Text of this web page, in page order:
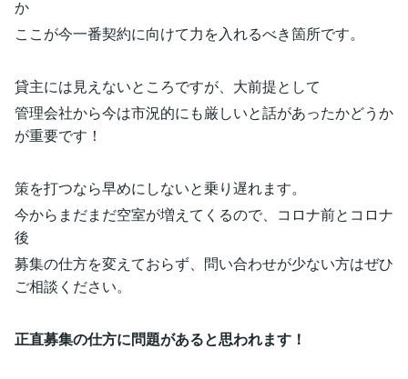
か
ここが今一番契約に向けて力を入れるべき箇所です。
貸主には見えないところですが、大前提として
管理会社から今は市況的にも厳しいと話があったかどうか
が重要です！
策を打つなら早めにしないと乗り遅れます。
今からまだまだ空室が増えてくるので、コロナ前とコロナ
後
募集の仕方を変えておらず、問い合わせが少ない方はぜひ
ご相談ください。
正直募集の仕方に問題があると思われます！